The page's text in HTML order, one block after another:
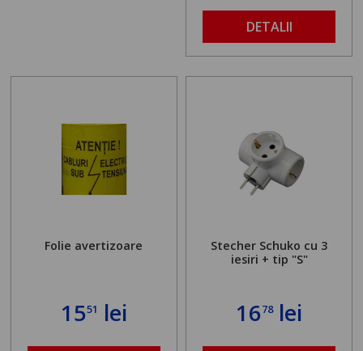
DETALII
Folie avertizoare
1551 lei
Stecher Schuko cu 3
iesiri + tip "S"
1678lei